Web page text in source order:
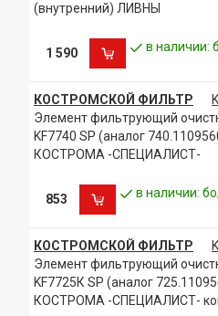
(внутренний) ЛИВНЫ
1 590 в наличии:
КОСТРОМСКОЙ ФИЛЬТР
Элемент фильтрующий
KF7740 SP (аналог
КОСТРОМА -СПЕЦИАЛИСТ-
853 в наличии:
КОСТРОМСКОЙ ФИЛЬТР
Элемент фильтрующий
KF7725К SP (аналог
КОСТРОМА -СПЕЦИАЛИСТ-